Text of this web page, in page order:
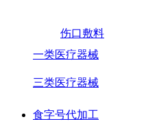
伤口敷料
一类医疗器械
三类医疗器械
食字号代加工